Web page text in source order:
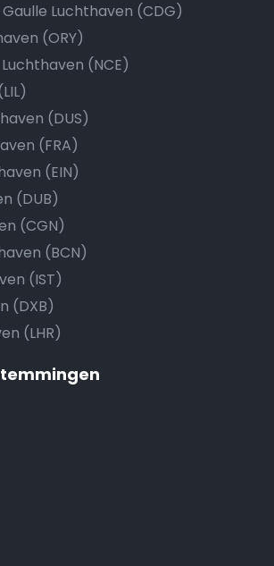
Luchthaven (CDG)
(ORY)
(NCE)
(DUS)
(FRA)
(EIN)
(DUB)
(CGN)
(BCN)
(IST)
(DXB)
(LHR)